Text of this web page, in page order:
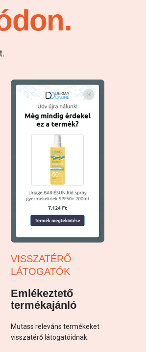
VISSZATÉRŐ
LÁTOGATÓK
Emlékeztető
termékajánló
Mutass releváns termékeket
visszatérő látogatóidnak.